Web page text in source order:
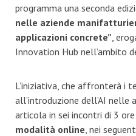
programma una seconda
nelle aziende
applicazioni concrete” ,
Innovation Hub nell’ambito
L’iniziativa, che affronterà i
all’introduzione dell’AI nelle
articola in sei incontri di 3 ore
modalità online , nei